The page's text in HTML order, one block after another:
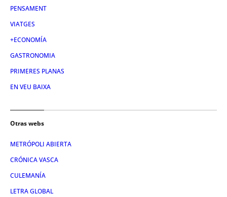
PENSAMENT
VIATGES
+ECONOMÍA
GASTRONOMIA
PRIMERES PLANAS
EN VEU BAIXA
Otras webs
METRÓPOLI ABIERTA
CRÓNICA VASCA
CULEMANÍA
LETRA GLOBAL